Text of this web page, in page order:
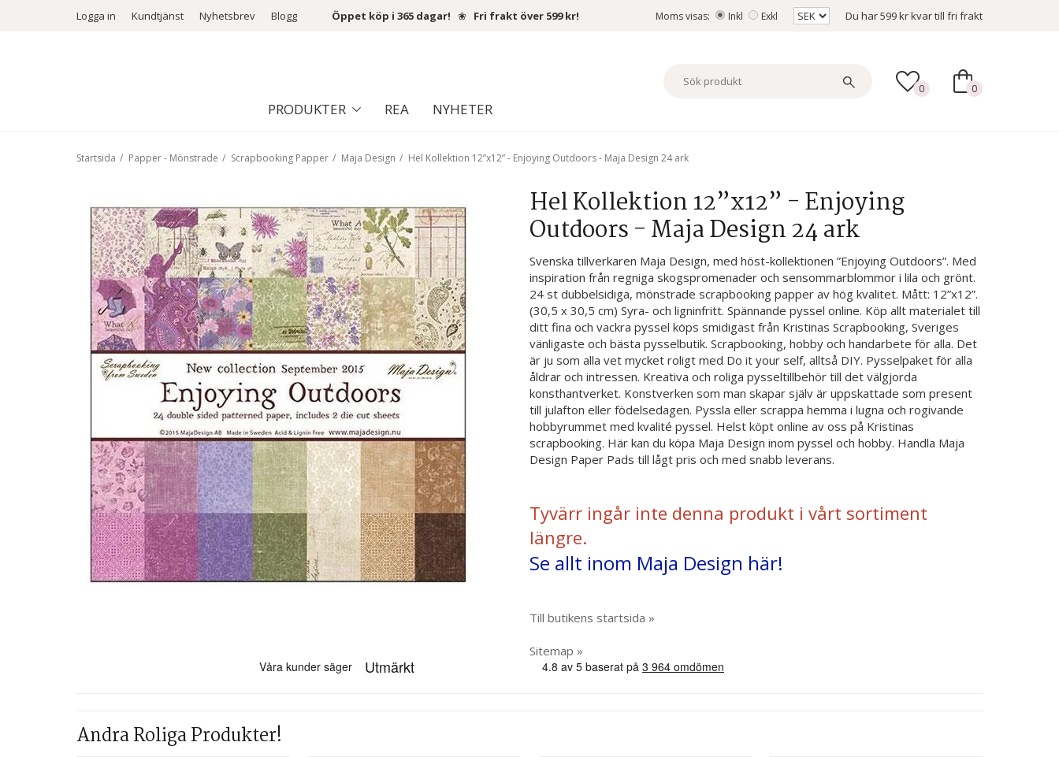
Logga in Kundtjänst Nyhetsbrev Blogg Öppet köp i 365 dagar! ❀ Fri frakt över 599 kr! Moms visas: Inkl Exkl Du har599 krkvar till fri frakt
PRODUKTER REA NYHETER
0 0
Startsida / Papper - Mönstrade / Scrapbooking Papper / Maja Design / Hel Kollektion 12”x12” - Enjoying Outdoors - Maja Design 24 ark
Hel Kollektion 12”x12” - Enjoying
Outdoors - Maja Design 24 ark
Svenska tillverkaren Maja Design, med höst-kollektionen ”Enjoying Outdoors”. Med
inspiration från regniga skogspromenader och sensommarblommor i lila och grönt.
24 st dubbelsidiga, mönstrade scrapbooking papper av hög kvalitet. Mått: 12”x12”.
(30,5 x 30,5 cm) Syra- och ligninfritt. Spännande pyssel online. Köp allt materialet till
ditt fina och vackra pyssel köps smidigast från Kristinas Scrapbooking, Sveriges
vänligaste och bästa pysselbutik. Scrapbooking, hobby och handarbete för alla. Det
är ju som alla vet mycket roligt med Do it your self, alltså DIY. Pysselpaket för alla
åldrar och intressen. Kreativa och roliga pysseltillbehör till det välgjorda
konsthantverket. Konstverken som man skapar själv är uppskattade som present
till julafton eller födelsedagen. Pyssla eller scrappa hemma i lugna och rogivande
hobbyrummet med kvalité pyssel. Helst köpt online av oss på Kristinas
scrapbooking. Här kan du köpa Maja Design inom pyssel och hobby. Handla Maja
Design Paper Pads till lågt pris och med snabb leverans.
Tyvärr ingår inte denna produkt i vårt sortiment
längre.
Se allt inom Maja Design här!
Till butikens startsida »
Sitemap »
Andra Roliga Produkter!